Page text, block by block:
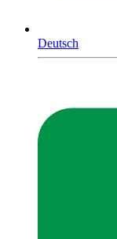
Deutsch